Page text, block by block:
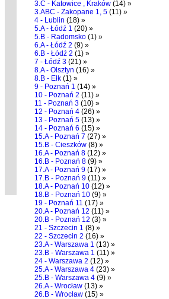
3.C - Katowice , Kraków (14) »
3.ABC - Zakopane 1, 5 (11) »
4 - Lublin (18) »
5.A - Łódź 1 (20) »
5.B - Radomsko (1) »
6.A - Łódź 2 (9) »
6.B - Łódź 2 (1) »
7 - Łódź 3 (21) »
8.A - Olsztyn (16) »
8.B - Ełk (1) »
9 - Poznań 1 (14) »
10 - Poznań 2 (11) »
11 - Poznań 3 (10) »
12 - Poznań 4 (26) »
13 - Poznań 5 (13) »
14 - Poznań 6 (15) »
15.A - Poznań 7 (27) »
15.B - Cieszków (8) »
16.A - Poznań 8 (12) »
16.B - Poznań 8 (9) »
17.A - Poznań 9 (17) »
17.B - Poznań 9 (11) »
18.A - Poznań 10 (12) »
18.B - Poznań 10 (9) »
19 - Poznań 11 (17) »
20.A - Poznań 12 (11) »
20.B - Poznań 12 (3) »
21 - Szczecin 1 (8) »
22 - Szczecin 2 (16) »
23.A - Warszawa 1 (13) »
23.B - Warszawa 1 (11) »
24 - Warszawa 2 (12) »
25.A - Warszawa 4 (23) »
25.B - Warszawa 4 (9) »
26.A - Wrocław (13) »
26.B - Wrocław (15) »